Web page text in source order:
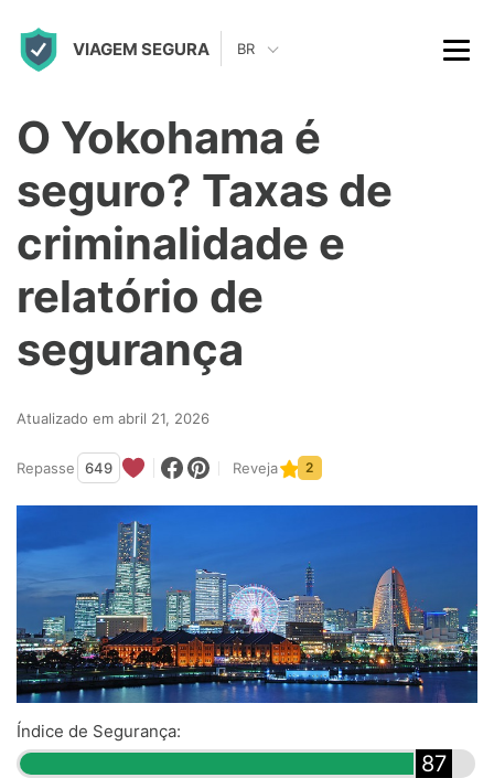
VIAGEM SEGURA BR
O Yokohama é
seguro? Taxas de
criminalidade e
relatório de
segurança
Atualizado em abril 21, 2026
Repasse 649 Reveja 2
Índice de Segurança:
87